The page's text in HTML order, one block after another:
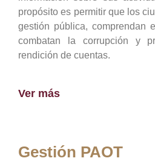
propósito es permitir que los
gestión pública, comprendan
combatan la corrupción y
rendición de cuentas.
Ver más
Gestión PAOT